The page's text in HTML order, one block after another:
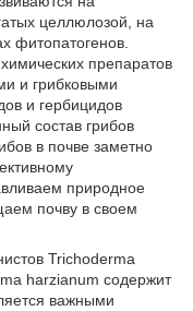
целлюлозой, на
фитопатогенов.
препаратов
и грибковыми
и гербицидов
состав грибов
в почве заметно
природное
почву в своем
Trichoderma
harzianum содержит
важными